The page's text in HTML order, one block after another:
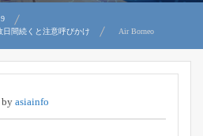
9
間続くと注意呼びかけ
Air Borneo
by asiainfo